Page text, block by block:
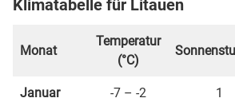
Klimatabelle für Litauen
Monat
Temperatur
(°C)
Januar -7 – -2 1